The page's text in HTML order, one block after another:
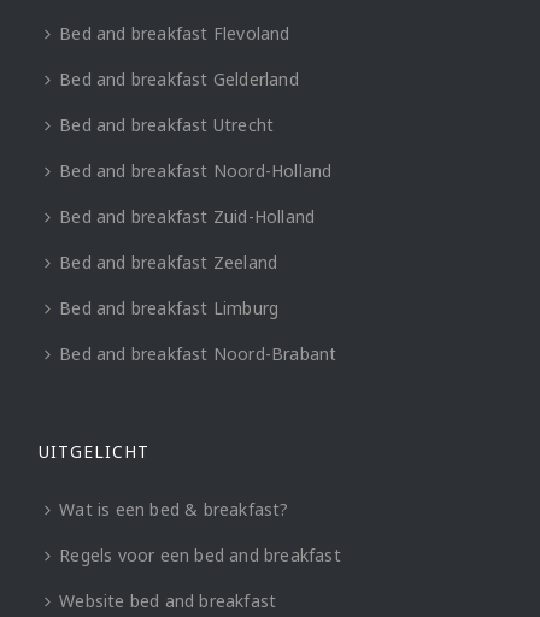
Bed and breakfast Flevoland
Bed and breakfast Gelderland
Bed and breakfast Utrecht
Bed and breakfast Noord-Holland
Bed and breakfast Zuid-Holland
Bed and breakfast Zeeland
Bed and breakfast Limburg
Bed and breakfast Noord-Brabant
UITGELICHT
Wat is een bed & breakfast?
Regels voor een bed and breakfast
Website bed and breakfast